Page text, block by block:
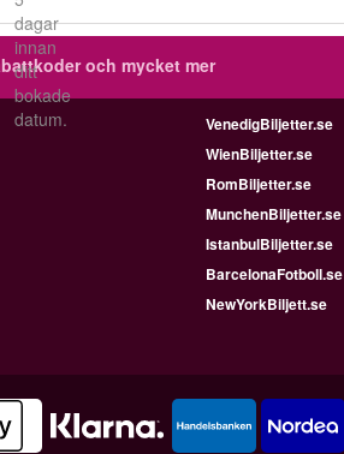
dagar
innan
ditt
bokade
datum.
och mycket mer
VenedigBiljetter.se
WienBiljetter.se
RomBiljetter.se
MunchenBiljetter.se
IstanbulBiljetter.se
BarcelonaFotboll.se
NewYorkBiljett.se